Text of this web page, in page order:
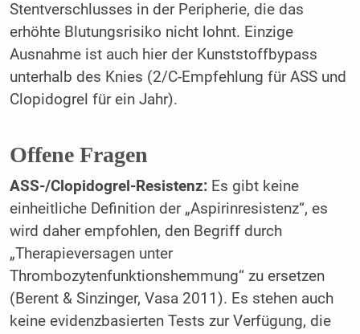
Stentverschlusses in der Peripherie, die das
erhöhte Blutungsrisiko nicht lohnt. Einzige
Ausnahme ist auch hier der Kunststoffbypass
unterhalb des Knies (2/C-Empfehlung für ASS und
Clopidogrel für ein Jahr).
Offene Fragen
ASS-/Clopidogrel-Resistenz:Es gibt keine
einheitliche Definition der „Aspirinresistenz“, es
wird daher empfohlen, den Begriff durch
„Therapieversagen unter
Thrombozytenfunktionshemmung“ zu ersetzen
(Berent & Sinzinger, Vasa 2011). Es stehen auch
keine evidenzbasierten Tests zur Verfügung, die